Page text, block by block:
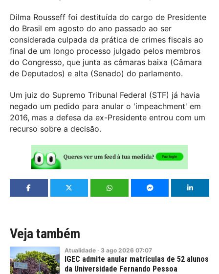
Dilma Rousseff foi destituída do cargo de Presidente
do Brasil em agosto do ano passado ao ser
considerada culpada da prática de crimes fiscais ao
final de um longo processo julgado pelos membros
do Congresso, que junta as câmaras baixa (Câmara
de Deputados) e alta (Senado) do parlamento.
Um juiz do Supremo Tribunal Federal (STF) já havia
negado um pedido para anular o 'impeachment' em
2016, mas a defesa da ex-Presidente entrou com um
recurso sobre a decisão.
Veja também
Atualidade · 3 ago 2026 07:07
IGEC admite anular matrículas de 52 alunos
da Universidade Fernando Pessoa